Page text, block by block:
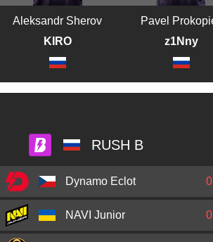
Aleksandr Sherov
KIRO
Pavel
z1Nny
RUSH B
Dynamo Eclot 0
NAVI Junior 0